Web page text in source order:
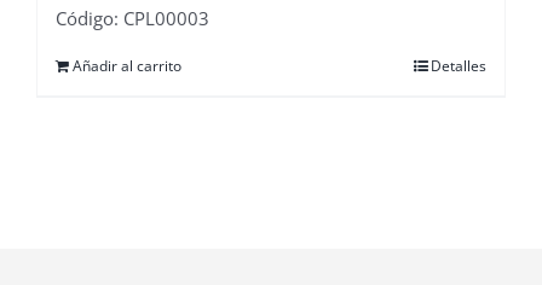
Código: CPL00003
Añadir al carrito Detalles